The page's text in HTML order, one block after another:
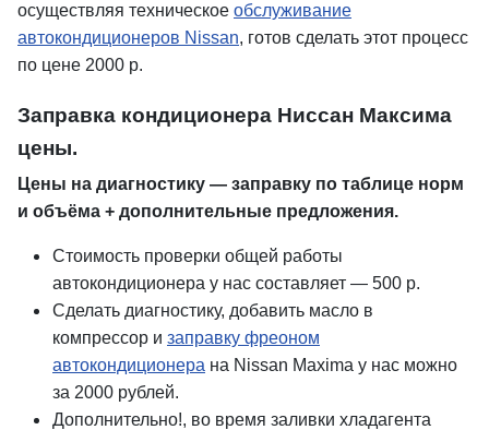
осуществляя техническое обслуживание
автокондиционеров Nissan, готов сделать этот процесс
по цене 2000 р.
Заправка кондиционера Ниссан Максима
цены.
Цены на диагностику — заправку по таблице норм
и объёма + дополнительные предложения.
Стоимость проверки общей работы
автокондиционера у нас составляет — 500 р.
Сделать диагностику, добавить масло в
компрессор и заправку фреоном
автокондиционера на Nissan Maxima у нас можно
за 2000 рублей.
Дополнительно!, во время заливки хладагента